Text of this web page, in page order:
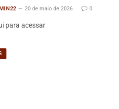
20 de maio de 2026 0
para acessar